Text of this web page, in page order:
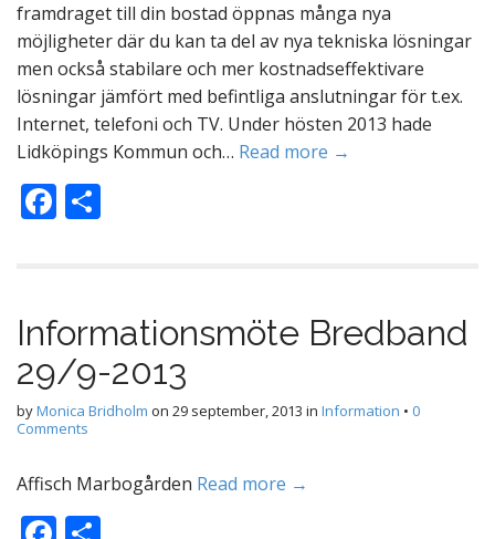
framdraget till din bostad öppnas många nya
möjligheter där du kan ta del av nya tekniska lösningar
men också stabilare och mer kostnadseffektivare
lösningar jämfört med befintliga anslutningar för t.ex.
Internet, telefoni och TV. Under hösten 2013 hade
Lidköpings Kommun och… Read more →
F
b
o
o
k
Informationsmöte Bredband
29/9-2013
byMonica Bridholm on 29 september, 2013 in Information • 0
Comments
Affisch Marbogården Read more →